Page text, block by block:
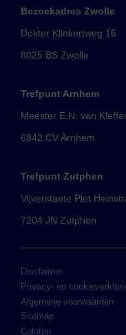
Bezoekadres Zwolle
Dokter Klinkertweg 16
8025 BS Zwolle
Trefpunt Arnhem
Meester E.N. van
6842 CV Arnhem
Trefpunt Zutphen
Vijverstaete Piet
7204 JN Zutphen
Disclaimer
Privacy- en
Algemene voorwaarden
Sitemap
Colofon